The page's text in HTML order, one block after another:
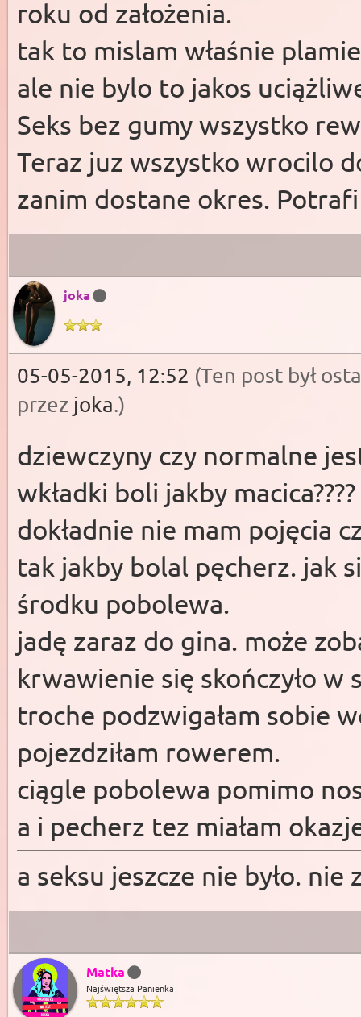
roku od założenia.
tak to mislam właśnie
ale nie bylo to jakos
Seks bez gumy wszystko
Teraz juz wszystko wrocilo
zanim dostane okres.
joka
05-05-2015, 12:52 (Ten post był
przez joka.)
dziewczyny czy normalne
wkładki boli jakby macica????
dokładnie nie mam pojęcia
tak jakby bolal pęcherz. jak
środku pobolewa.
jadę zaraz do gina. może
krwawienie się skończyło w
troche podzwigałam sobie
pojezdziłam rowerem.
ciągle pobolewa pomimo
a i pecherz tez miałam
a seksu jeszcze nie było. nie
Matka
Najświętsza Panienka